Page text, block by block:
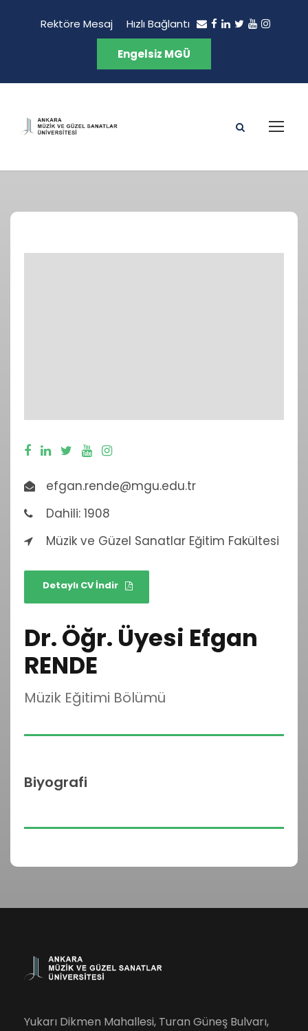
Rektöre Mesaj Hızlı Bağlantı
Engelsiz MGÜ
efgan.rende@mgu.edu.tr
Dahili: 1908
Müzik ve Güzel Sanatlar Eğitim Fakültesi
Detaylı CV İndir
Dr. Öğr. Üyesi Efgan
RENDE
Müzik Eğitimi Bölümü
Biyografi
Yukarı Dikmen Mahallesi, Turan Güneş Bulvarı,